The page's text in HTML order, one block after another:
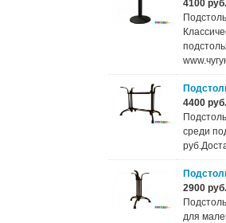
4100
4400
среди
2900
для